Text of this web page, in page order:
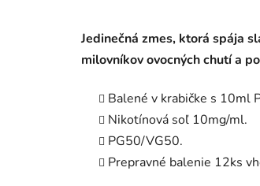
Jedinečná zmes, ktorá spája
milovníkov ovocných chutí a
Balené v krabičke s 10ml
Nikotínová soľ 10mg/ml.
PG50/VG50.
Prepravné balenie 12ks